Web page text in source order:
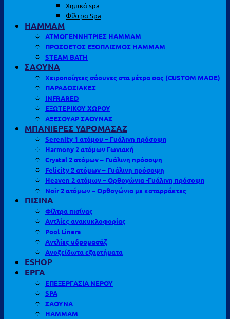
Χημικά spa
Φίλτρα Spa
HAMMAM
ΑΤΜΟΓΕΝΝΗΤΡΙΕΣ HAMMAM
ΠΡΟΣΘΕΤΟΣ ΕΞΟΠΛΙΣΜΟΣ HAMMAM
STEAM BATH
ΣΑΟΥΝΑ
Χειροποίητες σάουνες στα μέτρα σας (CUSTOM MADE)
ΠΑΡΑΔΟΣΙΑΚΕΣ
INFRARED
ΕΞΩΤΕΡΙΚΟΥ ΧΩΡΟΥ
ΑΞΕΣΟΥΑΡ ΣΑΟΥΝΑΣ
ΜΠΑΝΙΕΡΕΣ ΥΔΡΟΜΑΣΑΖ
Serenity 1 ατόμου – Γυάλινη πρόσοψη
Harmony 2 ατόμων Γωνιακή
Crystal 2 ατόμων – Γυάλινη πρόσοψη
Felicity 2 ατόμων – Γυάλινη πρόσοψη
Heaven 2 ατόμων – Ορθογώνια -Γυάλινη πρόσοψη
Noir 2 ατόμων – Ορθογώνια με καταρράκτες
ΠΙΣΙΝΑ
Φίλτρα πισίνας
Αντλίες ανακυκλοφορίας
Pool Liners
Αντλίες υδρομασάζ
Ανοξείδωτα εξαρτήματα
ESHOP
ΕΡΓΑ
ΕΠΕΞΕΡΓΑΣΙΑ ΝΕΡΟΥ
SPA
ΣΑΟΥΝΑ
HAMMAM